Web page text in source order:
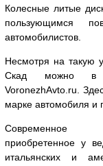
Колесные литые
пользующимся
автомобилистов.
Несмотря на такую
Скад можно в
VoronezhAvto.ru.
марке автомобиля и
Современное
приобретенное у
итальянских и